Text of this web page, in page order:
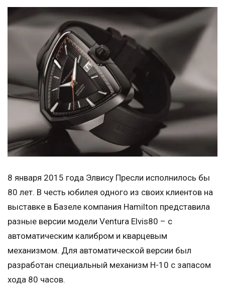
8 января 2015 года Элвису Пресли исполнилось бы
80 лет. В честь юбилея одного из своих клиентов на
выставке в Базеле компания Hamilton представила
разные версии модели Ventura Elvis80 – с
автоматическим калибром и кварцевым
механизмом. Для автоматической версии был
разработан специальный механизм H-10 с запасом
хода 80 часов.